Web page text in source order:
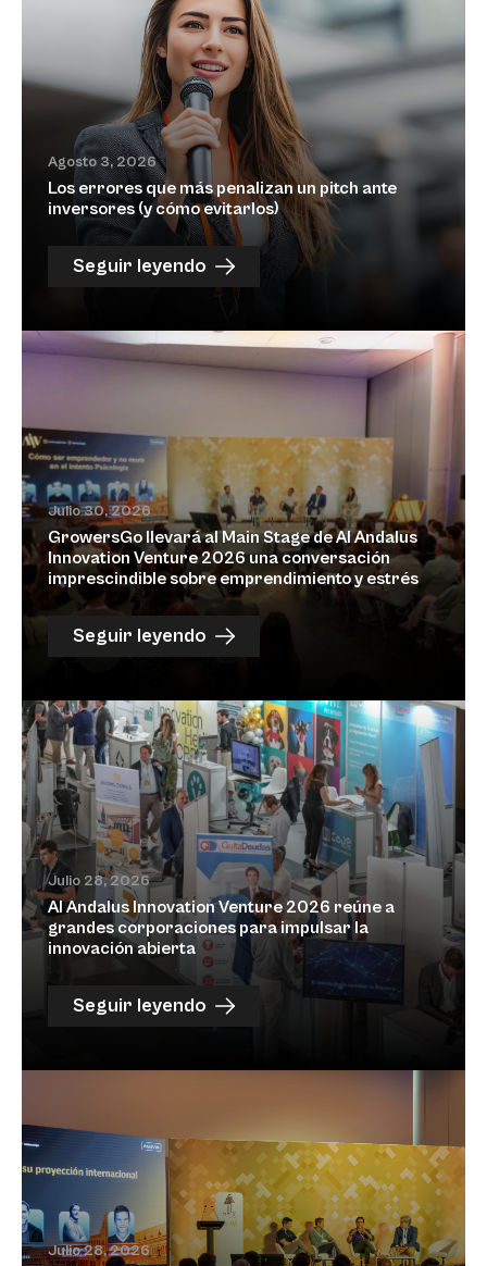
Agosto 3, 2026
Los errores que más penalizan un pitch ante
inversores (y cómo evitarlos)
Seguir leyendo
Julio 30, 2026
GrowersGo llevará al Main Stage de Al Andalus
Innovation Venture 2026 una conversación
imprescindible sobre emprendimiento y estrés
Seguir leyendo
Julio 28, 2026
Al Andalus Innovation Venture 2026 reúne a
grandes corporaciones para impulsar la
innovación abierta
Seguir leyendo
Julio 28, 2026